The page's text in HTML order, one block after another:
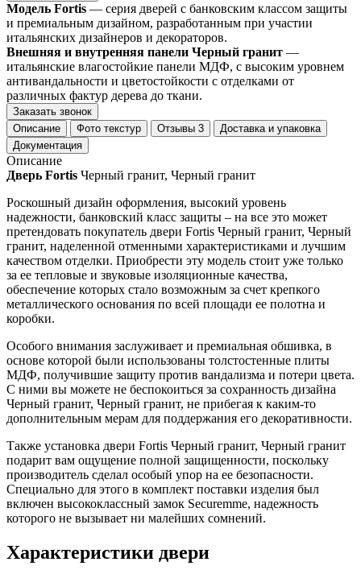
Модель Fortis — серия дверей с банковским классом защиты
и премиальным дизайном, разработанным при участии
итальянских дизайнеров и декораторов.
Внешняя и внутренняя панели Черный гранит —
итальянские влагостойкие панели МДФ, с высоким уровнем
антивандальности и цветостойкости с отделками от
различных фактур дерева до ткани.
Заказать звонок
Описание
Фото текстур Отзывы 3
Доставка и упаковка
Документация
Описание
Дверь Fortis Черный гранит, Черный гранит
Роскошный дизайн оформления, высокий уровень
надежности, банковский класс защиты – на все это может
претендовать покупатель двери Fortis Черный гранит, Черный
гранит, наделенной отменными характеристиками и лучшим
качеством отделки. Приобрести эту модель стоит уже только
за ее тепловые и звуковые изоляционные качества,
обеспечение которых стало возможным за счет крепкого
металлического основания по всей площади ее полотна и
коробки.
Особого внимания заслуживает и премиальная обшивка, в
основе которой были использованы толстостенные плиты
МДФ, получившие защиту против вандализма и потери цвета.
С ними вы можете не беспокоиться за сохранность дизайна
Черный гранит, Черный гранит, не прибегая к каким-то
дополнительным мерам для поддержания его декоративности.
Также установка двери Fortis Черный гранит, Черный гранит
подарит вам ощущение полной защищенности, поскольку
производитель сделал особый упор на ее безопасности.
Специально для этого в комплект поставки изделия был
включен высококлассный замок Securemme, надежность
которого не вызывает ни малейших сомнений.
Характеристики двери